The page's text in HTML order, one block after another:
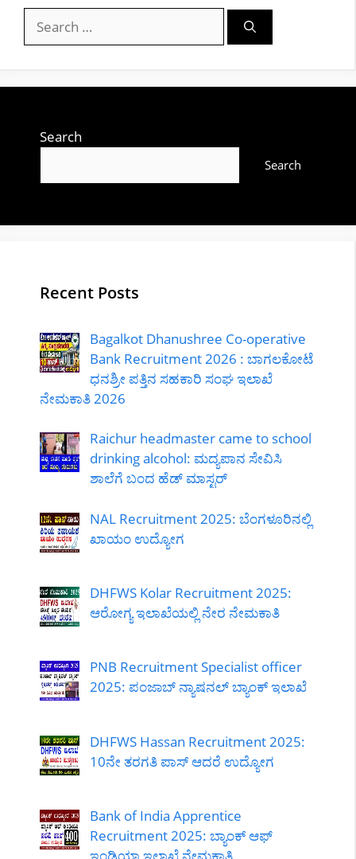
for:
Search
Search
Recent Posts
Bagalkot Dhanushree Co-operative
Bank Recruitment 2026 : ಬಾಗಲಕೋಟೆ
ಧನಶ್ರೀ ಪತ್ತಿನ ಸಹಕಾರಿ ಸಂಘ ಇಲಾಖೆ
ನೇಮಕಾತಿ 2026
Raichur headmaster came to school
drinking alcohol: ಮದ್ಯಪಾನ ಸೇವಿಸಿ
ಶಾಲೆಗೆ ಬಂದ ಹೆಡ್ ಮಾಸ್ಟರ್
NAL Recruitment 2025: ಬೆಂಗಳೂರಿನಲ್ಲಿ
ಖಾಯಂ ಉದ್ಯೋಗ
DHFWS Kolar Recruitment 2025:
ಆರೋಗ್ಯ ಇಲಾಖೆಯಲ್ಲಿ ನೇರ ನೇಮಕಾತಿ
PNB Recruitment Specialist officer
2025: ಪಂಜಾಬ್ ನ್ಯಾಷನಲ್ ಬ್ಯಾಂಕ್ ಇಲಾಖೆ
DHFWS Hassan Recruitment 2025:
10ನೇ ತರಗತಿ ಪಾಸ್ ಆದರೆ ಉದ್ಯೋಗ
Bank of India Apprentice
Recruitment 2025: ಬ್ಯಾಂಕ್ ಆಫ್
ಇಂಡಿಯಾ ಇಲಾಖೆ ನೇಮಕಾತಿ